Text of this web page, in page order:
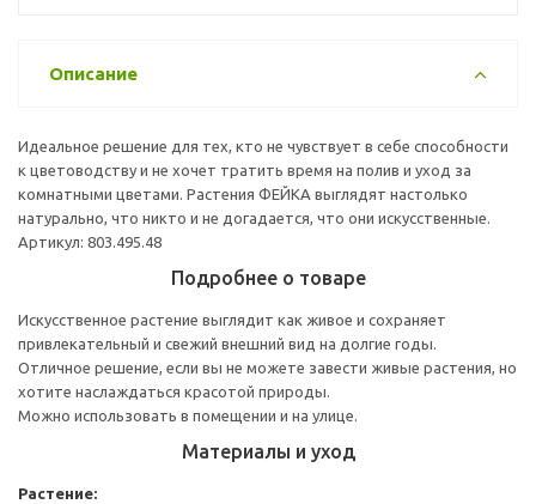
Описание
Идеальное решение для тех, кто не чувствует в себе способности
к цветоводству и не хочет тратить время на полив и уход за
комнатными цветами. Растения ФЕЙКА выглядят настолько
натурально, что никто и не догадается, что они искусственные.
Артикул: 803.495.48
Подробнее о товаре
Искусственное растение выглядит как живое и сохраняет
привлекательный и свежий внешний вид на долгие годы.
Отличное решение, если вы не можете завести живые растения, но
хотите наслаждаться красотой природы.
Можно использовать в помещении и на улице.
Материалы и уход
Растение: